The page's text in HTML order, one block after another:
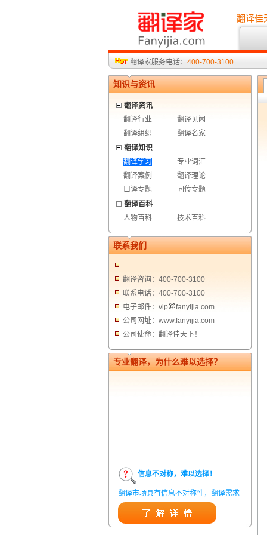
翻译佳
翻译家服务电话： 400-700-3100
知识与资讯
翻译资讯
翻译行业
翻译见闻
翻译组织
翻译名家
翻译知识
翻译学习
专业词汇
翻译案例
翻译理论
口译专题
同传专题
翻译百科
人物百科
技术百科
联系我们
翻译咨询：400-700-3100
联系电话：400-700-3100
电子邮件：vip
fanyijia.com
公司网址：www.fanyijia.com
公司使命：翻译佳天下！
专业翻译，为什么难以选择？
信息不对称，难以选择！
翻译市场具有信息不对称性，翻译需求
方在获得翻译结果前，甚至在获得翻译
结果后，都无法准确判定翻译质量。从
而给劣质翻译者提供了一定生存条件，